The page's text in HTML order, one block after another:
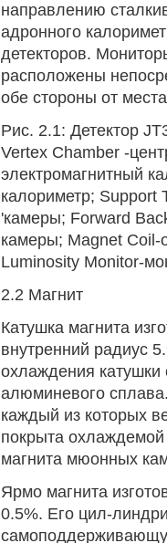
направлению
адронного
детекторов.
расположены
обе стороны от
Рис. 2.1: Детектор
Vertex Chamber -
электромагнитный
калориметр; Support
'камеры; Forward
камеры; Magnet Coil-
Luminosity Monitor-
2.2 Магнит
Катушка магнита
внутренний радиус
охлаждения катушки
алюминевого
каждый из которых
покрыта
магнита мюонных
Ярмо магнита
0.5%. Его цил-